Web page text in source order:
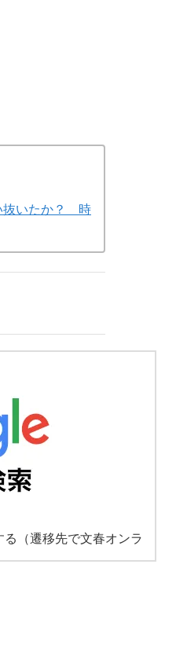
抜いたか？ 時
る
（遷移先で文春オンラ